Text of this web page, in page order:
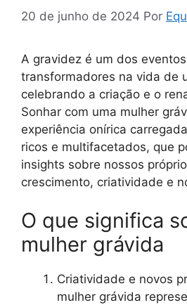
20 de junho de 2024 Por
A gravidez é um dos
transformadores na vida de
celebrando a criação e o
Sonhar com uma mulher
experiência onírica
ricos e multifacetados, que
insights sobre nossos
crescimento, criatividade e
O que significa
mulher grávida
Criatividade e novos
mulher grávida